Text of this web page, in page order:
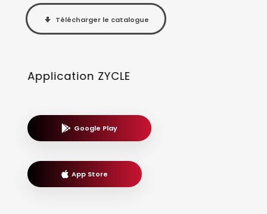
Télécharger le catalogue
Application ZYCLE
Google Play
App Store